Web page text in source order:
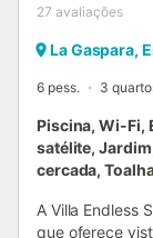
27 avaliações
La Gaspara,
6 pess. 3
Piscina, Wi-Fi,
satélite,
cercada,
A Villa Endless
que oferece